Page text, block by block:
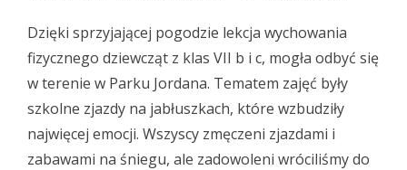
Dzięki sprzyjającej pogodzie lekcja wychowania
fizycznego dziewcząt z klas VII b i c, mogła odbyć się
w terenie w Parku Jordana. Tematem zajęć były
szkolne zjazdy na jabłuszkach, które wzbudziły
najwięcej emocji. Wszyscy zmęczeni zjazdami i
zabawami na śniegu, ale zadowoleni wróciliśmy do